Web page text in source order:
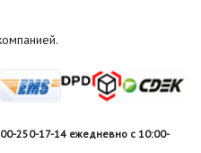
250-17-14 ежедневно с 10:00-